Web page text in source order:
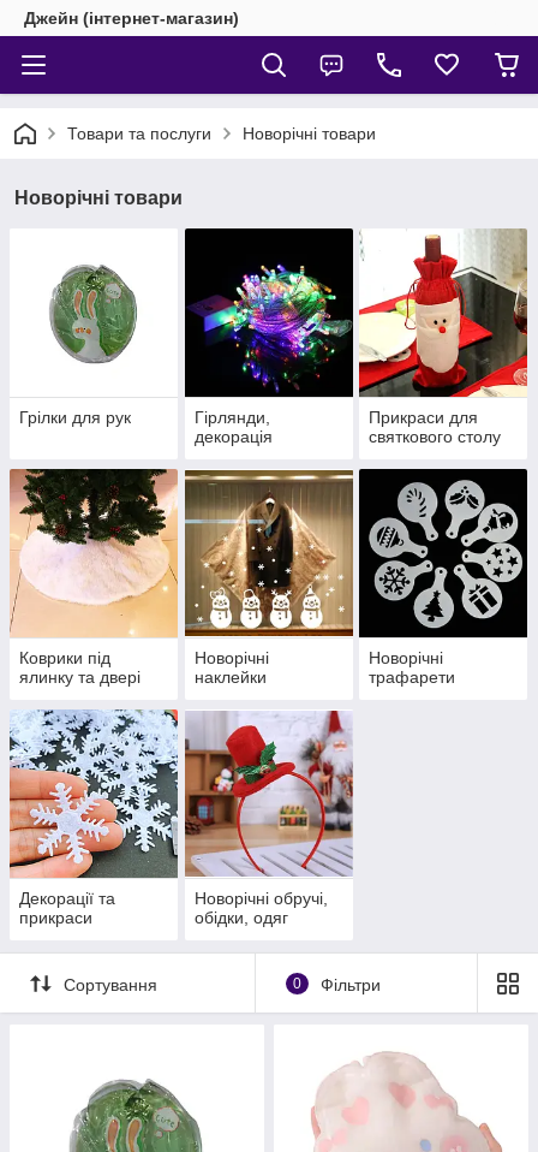
Джейн (інтернет-магазин)
Товари та послуги Новорічні товари
Новорічні товари
Грілки для рук
Гірлянди,
декорація
Прикраси для
святкового столу
Коврики під
ялинку та двері
Новорічні
наклейки
Новорічні
трафарети
Декорації та
прикраси
Новорічні обручі,
обідки, одяг
Сортування 0 Фільтри